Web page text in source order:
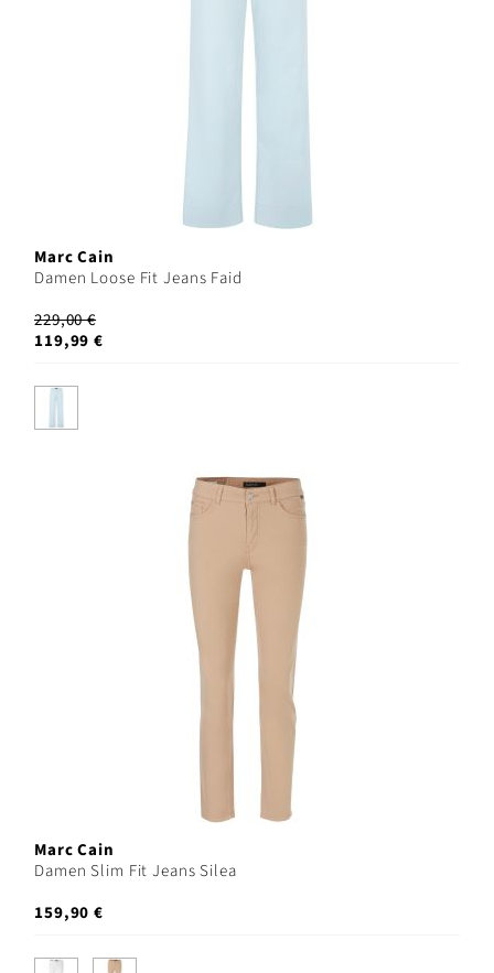
Marc Cain
Damen Loose Fit Jeans Faid
229,00 €
119,99 €
Marc Cain
Damen Slim Fit Jeans Silea
159,90 €